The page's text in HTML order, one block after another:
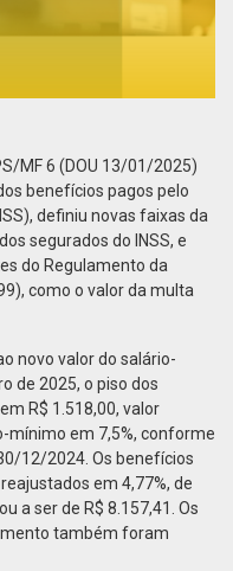
MF 6 (DOU 13/01/2025)
benefícios pagos pelo
definiu novas faixas da
segurados do INSS, e
do Regulamento da
como o valor da multa
novo valor do salário-
de 2025, o piso dos
R$ 1.518,00, valor
mínimo em 7,5%, conforme
12/2024. Os benefícios
em 4,77%, de
a ser de R$ 8.157,41. Os
também foram